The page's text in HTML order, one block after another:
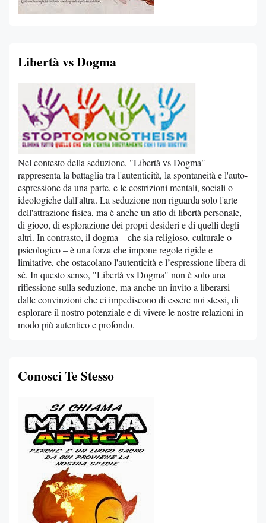
Libertà vs Dogma
Nel contesto della seduzione, "Libertà vs Dogma"
rappresenta la battaglia tra l'autenticità, la spontaneità e l'auto-
espressione da una parte, e le costrizioni mentali, sociali o
ideologiche dall'altra. La seduzione non riguarda solo l'arte
dell'attrazione fisica, ma è anche un atto di libertà personale,
di gioco, di esplorazione dei propri desideri e di quelli degli
altri. In contrasto, il dogma – che sia religioso, culturale o
psicologico – è una forza che impone regole rigide e
limitative, che ostacolano l'autenticità e l’espressione libera di
sé. In questo senso, "Libertà vs Dogma" non è solo una
riflessione sulla seduzione, ma anche un invito a liberarsi
dalle convinzioni che ci impediscono di essere noi stessi, di
esplorare il nostro potenziale e di vivere le nostre relazioni in
modo più autentico e profondo.
Conosci Te Stesso